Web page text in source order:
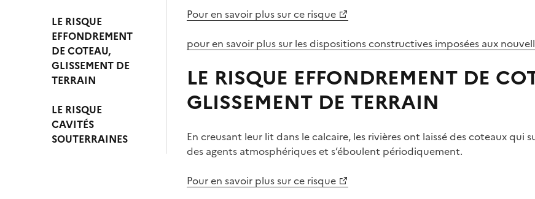
LE RISQUE
EFFONDREMENT
DE COTEAU,
GLISSEMENT DE
TERRAIN
LE RISQUE
CAVITÉS
SOUTERRAINES
Pour en savoir plus sur ce risque
pour en savoir plus sur les dispositions constructives imposées aux
LE RISQUE EFFONDREMENT DE
GLISSEMENT DE TERRAIN
En creusant leur lit dans le calcaire, les rivières ont laissé des coteaux qui
des agents atmosphériques et s’éboulent périodiquement.
Pour en savoir plus sur ce risque